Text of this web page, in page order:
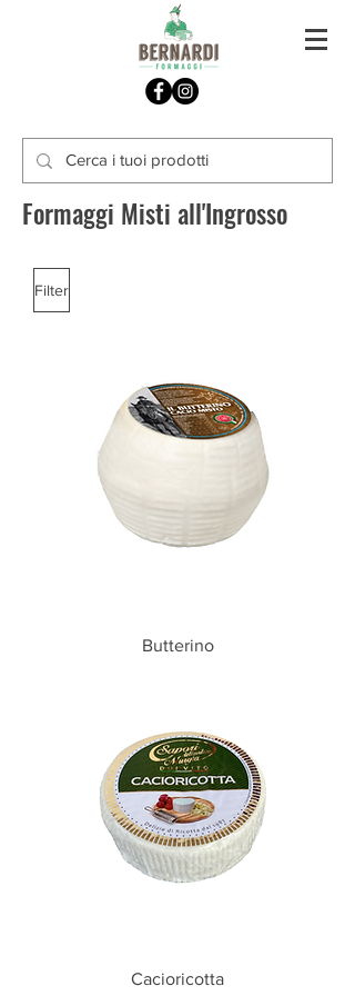
Formaggi Misti all'Ingrosso
Filter
Butterino
Cacioricotta